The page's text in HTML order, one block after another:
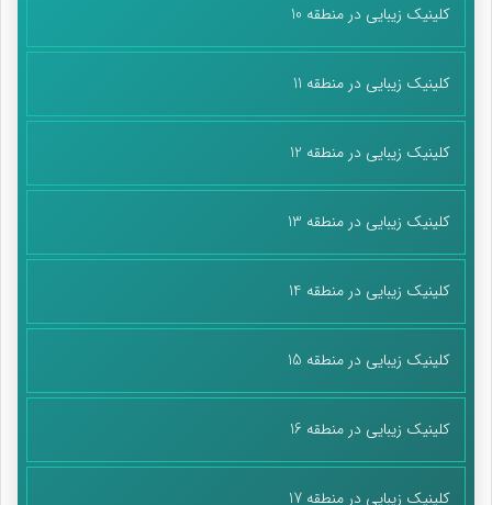
کلینیک زیبایی در منطقه 10
کلینیک زیبایی در منطقه 11
کلینیک زیبایی در منطقه 12
کلینیک زیبایی در منطقه 13
کلینیک زیبایی در منطقه 14
کلینیک زیبایی در منطقه 15
کلینیک زیبایی در منطقه 16
کلینیک زیبایی در منطقه 17